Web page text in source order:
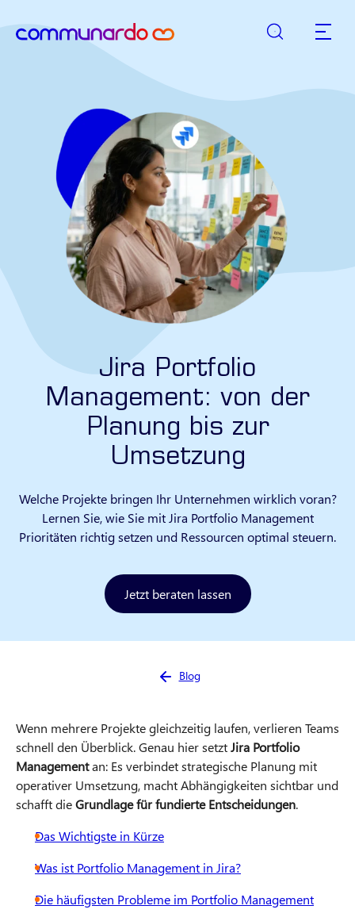
Suche
Jira Portfolio
Management: von der
Planung bis zur
Umsetzung
Welche Projekte bringen Ihr Unternehmen wirklich voran?
Lernen Sie, wie Sie mit Jira Portfolio Management
Prioritäten richtig setzen und Ressourcen optimal steuern.
Jetzt beraten lassen
Sie sind hier:
Blog
Wenn mehrere Projekte gleichzeitig laufen, verlieren Teams
schnell den Überblick. Genau hier setztJira Portfolio
Managementan: Es verbindet strategische Planung mit
operativer Umsetzung, macht Abhängigkeiten sichtbar und
schafft dieGrundlage für fundierte Entscheidungen.
Das Wichtigste in Kürze
Was ist Portfolio Management in Jira?
Die häufigsten Probleme im Portfolio Management